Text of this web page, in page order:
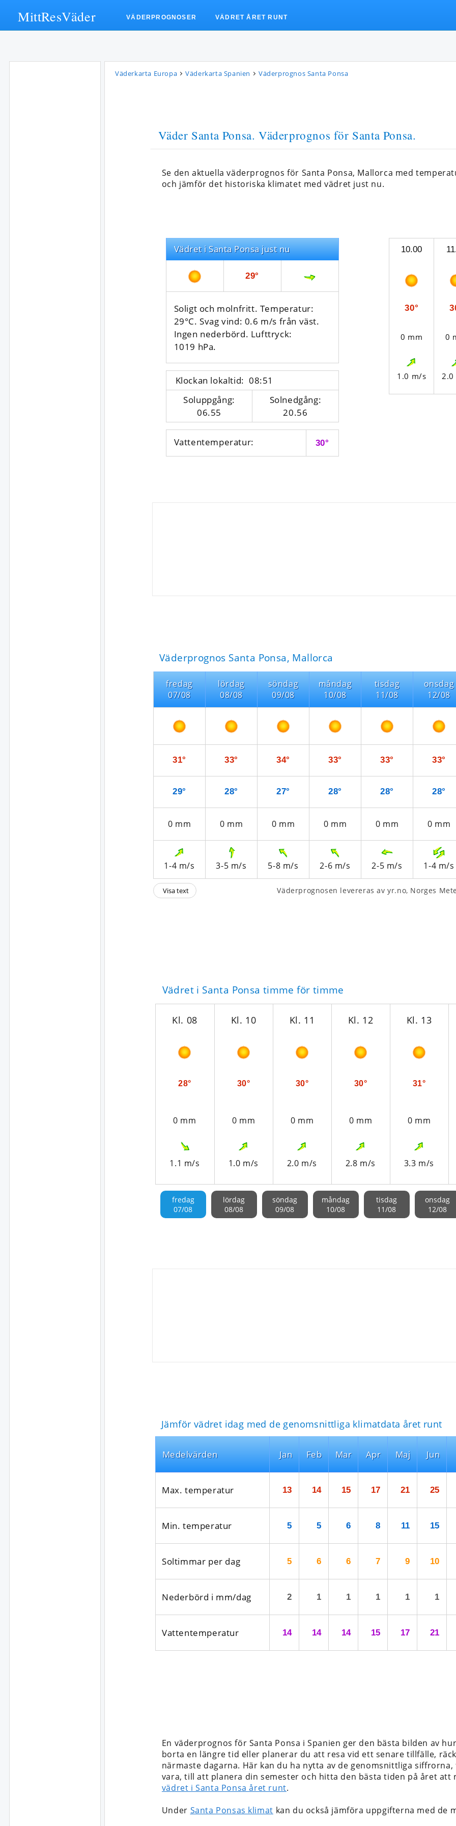
Väderkarta Europa Väderkarta Spanien Väderprognos Santa Ponsa
Väder Santa Ponsa. Väderprognos för Santa Ponsa.
Se den aktuella väderprognos för Santa Ponsa, Mallorca med
och jämför det historiska klimatet med vädret just nu.
Vädret i Santa Ponsa just nu
29°
Soligt och molnfritt. Temperatur:
29°C. Svag vind: 0.6 m/s från väst.
Ingen nederbörd. Lufttryck:
1019 hPa.
Klockan lokaltid: 08:51
Soluppgång:
06.55
Solnedgång:
20.56
Vattentemperatur: 30°
10.00
30°
0 mm
1.0 m/s
0
2.0
Väderprognos Santa Ponsa, Mallorca
fredag
07/08
lördag
08/08
söndag
09/08
måndag
10/08
tisdag
11/08
onsdag
12/08
31° 33° 34° 33° 33° 33°
29° 28° 27° 28° 28° 28°
0 mm 0 mm 0 mm 0 mm 0 mm 0 mm
1-4 m/s 3-5 m/s 5-8 m/s 2-6 m/s 2-5 m/s 1-4 m/s
Visa text Väderprognosen levereras av yr.no, Norges
Vädret i Santa Ponsa timme för timme
fredag
07/08
Kl. 08
28°
0 mm
1.1 m/s
Kl. 10
30°
0 mm
1.0 m/s
Kl. 11
30°
0 mm
2.0 m/s
Kl. 12
30°
0 mm
2.8 m/s
Kl. 13
31°
0 mm
3.3 m/s
lördag
08/08
söndag
09/08
måndag
10/08
tisdag
11/08
onsdag
12/08
Jämför vädret idag med de genomsnittliga klimatdata året runt
Medel­värden
Max. temperatur
Min. temperatur
Soltimmar per dag
Nederbörd i mm/dag
Vattentemperatur
Jan
13
5
5
2
14
Feb
14
5
6
1
14
Mar
15
6
6
1
14
Apr
17
8
7
1
15
Maj
21
11
9
1
17
Jun
25
15
10
1
21
En väderprognos för Santa Ponsa i Spanien ger den bästa bilden av
borta en längre tid eller planerar du att resa vid ett senare tillfälle,
närmaste dagarna. Här kan du ha nytta av de genomsnittliga
vara, till att planera din semester och hitta den bästa tiden på året att
vädret i Santa Ponsa året runt.
Under Santa Ponsas klimat kan du också jämföra uppgifterna med de
MittResVäder VÄDERPROGNOSER VÄDRET ÅRET RUNT